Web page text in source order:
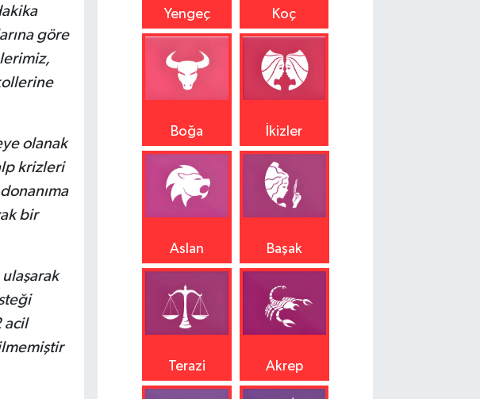
göre
olanak
krizleri
bir
acil
Yengeç Koç
Boğa İkizler
Aslan Başak
Terazi Akrep